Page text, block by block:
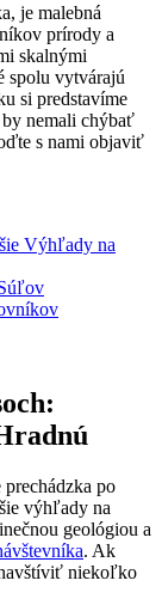
je malebná
prírody a
skalnými
spolu vytvárajú
si predstavíme
nemali chýbať
s nami objaviť
Výhľady na
po
výhľady na
geológiou a
. Ak
niekoľko